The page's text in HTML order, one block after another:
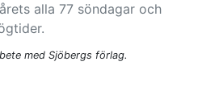
alla 77 söndagar och
med Sjöbergs förlag.